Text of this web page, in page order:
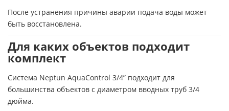
После устранения причины аварии подача воды может
быть восстановлена.
Для каких объектов подходит
комплект
Система Neptun AquaControl 3/4” подходит для
большинства объектов с диаметром вводных труб 3/4
дюйма.